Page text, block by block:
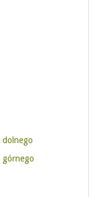
dolnego
górnego